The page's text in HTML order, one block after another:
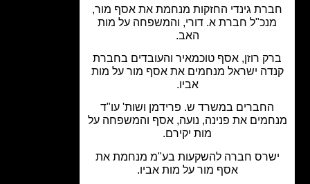
גינדי החזקות מנחמת את אסף מור,
חברת א. דורי, והמשפחה על מות
רוזן, אסף טוכמאיר והעובדים בחברת
ישראל מנחמים את אסף מור על מות
החברים במשרד ש. פרידמן ושות' עו"ד
את פנינה, נועה, אסף והמשפחה על
מות יקירם.
חברה להשקעות בע"מ מנחמת את
אסף מור על מות אביו.